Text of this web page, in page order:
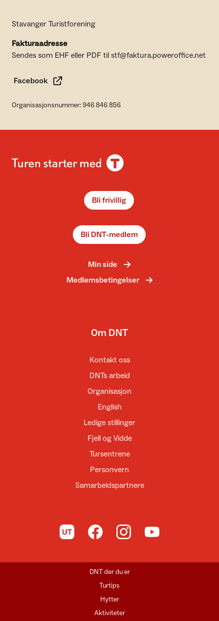
Stavanger Turistforening
Fakturaadresse
Sendes som EHF eller PDF til stf@faktura.poweroffice.net
Facebook
Organisasjonsnummer: 946 846 856
Bli frivillig
Bli DNT-medlem
Min side
Medlemsbetingelser
Om DNT
Kontakt oss
DNTs arbeid
Organisasjon
English
Ledige stillinger
Fjell og Vidde
Tursentrene
Personvern
Samarbeidspartnere
Til UT.no Til DNT på Facebook
Til DNT på Instagram
Til DNT på YouTube
DNT der du er
Turtips
Hytter
Aktiviteter